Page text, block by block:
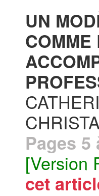
UN
COMME
Pages 5
[Version
cet